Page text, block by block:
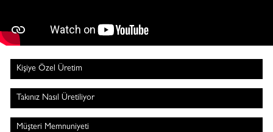
Kişiye Özel Üretim
Takınız Nasıl Üretiliyor
Müşteri Memnuniyeti